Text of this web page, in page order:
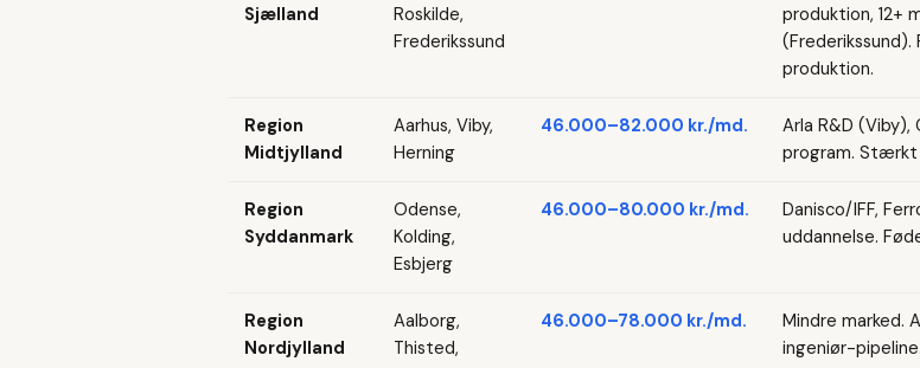
Sjælland
Roskilde,
Frederikssund
produktion, 12+
(Frederikssund).
produktion.
Region
Midtjylland
Aarhus, Viby,
Herning
46.000–82.000 kr./md.
Arla R&D (Viby),
program.
Region
Syddanmark
Odense,
Kolding,
Esbjerg
46.000–80.000 kr./md.
Danisco/IFF,
uddannelse.
Region
Nordjylland
Aalborg,
Thisted,
46.000–78.000 kr./md.
Mindre marked.
ingeniør-pipeline.